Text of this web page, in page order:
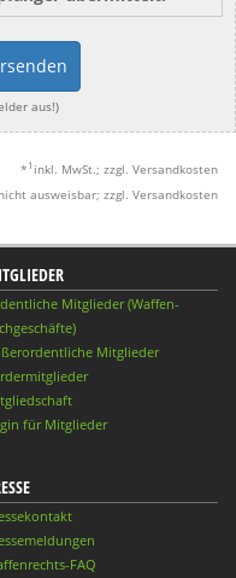
aus!)
* 1 inkl. MwSt.; zzgl. Versandkosten
ausweisbar; zzgl. Versandkosten
Mitglieder (Waffen-
Mitglieder
für Mitglieder
FAQ